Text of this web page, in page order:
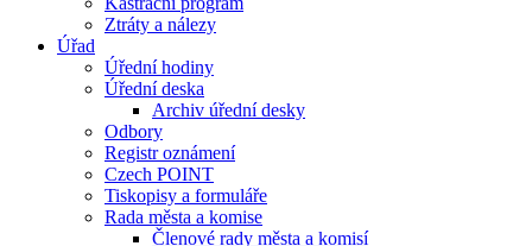
Ztráty a nálezy
Úřad
Úřední hodiny
Úřední deska
Archiv úřední desky
Odbory
Registr oznámení
Czech POINT
Tiskopisy a formuláře
Rada města a komise
Členové rady města a komisí